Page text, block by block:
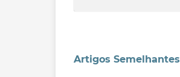
Artigos Semelhantes